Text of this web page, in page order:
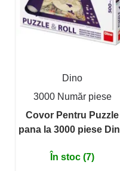
Dino
3000 Număr piese
Covor Pentru Puzzle
pana la 3000 piese
În stoc (7)